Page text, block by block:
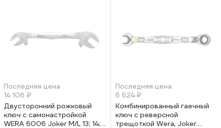
Последняя цена
14 106 ₽
Двусторонний рожковый
ключ с самонастройкой
WERA 6006 Joker M/L 13; 14;
Последняя цена
6 624 ₽
Комбинированный гаечный
ключ с реверсной
трещоткой Wera, Joker